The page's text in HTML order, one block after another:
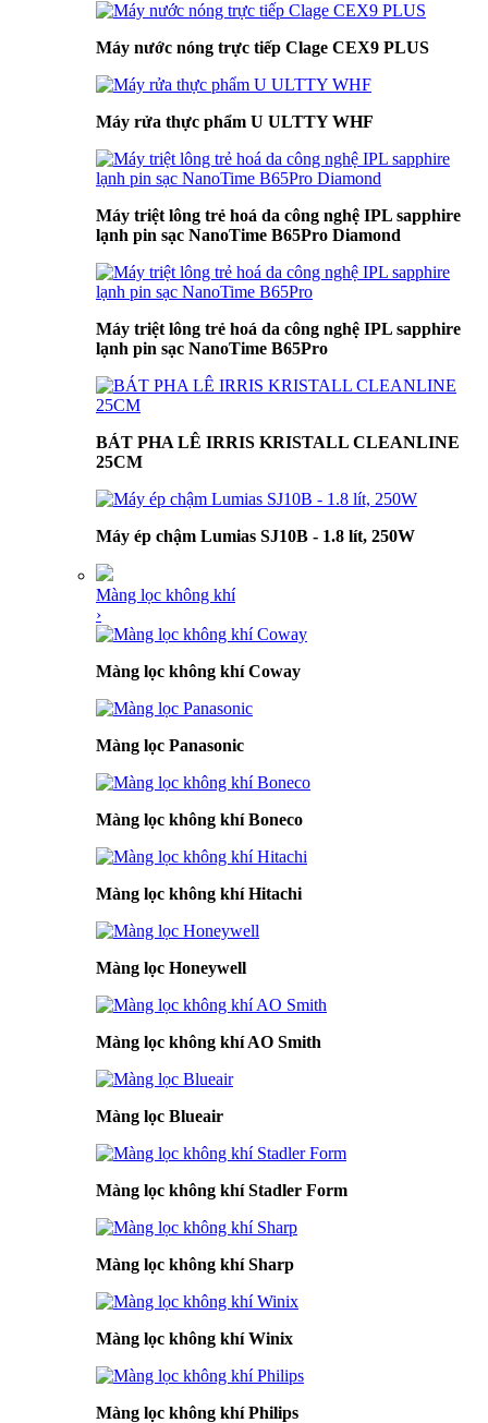
Máy nước nóng trực tiếp Clage CEX9 PLUS
Máy rửa thực phẩm U ULTTY WHF
Máy triệt lông trẻ hoá da công nghệ IPL sapphire
lạnh pin sạc NanoTime B65Pro Diamond
Máy triệt lông trẻ hoá da công nghệ IPL sapphire
lạnh pin sạc NanoTime B65Pro
BÁT PHA LÊ IRRIS KRISTALL CLEANLINE
25CM
Máy ép chậm Lumias SJ10B - 1.8 lít, 250W
Màng lọc không khí
›
Màng lọc không khí Coway
Màng lọc Panasonic
Màng lọc không khí Boneco
Màng lọc không khí Hitachi
Màng lọc Honeywell
Màng lọc không khí AO Smith
Màng lọc Blueair
Màng lọc không khí Stadler Form
Màng lọc không khí Sharp
Màng lọc không khí Winix
Màng lọc không khí Philips